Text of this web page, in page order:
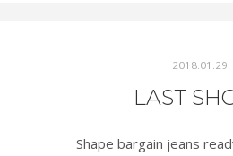
2018.01.29.
LAST
Shape bargain jeans